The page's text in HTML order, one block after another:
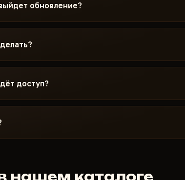
обновление?
после патча. На время обновления подписка
Когда фикс готов, чит снова появляется в
ошибки. Большинство проблем решается за 15
Secure Boot, антивирус. Поддержка
доступ?
анонимные платёжные системы. Доступ
подтверждения платежа - обычно в течение
нашем каталоге